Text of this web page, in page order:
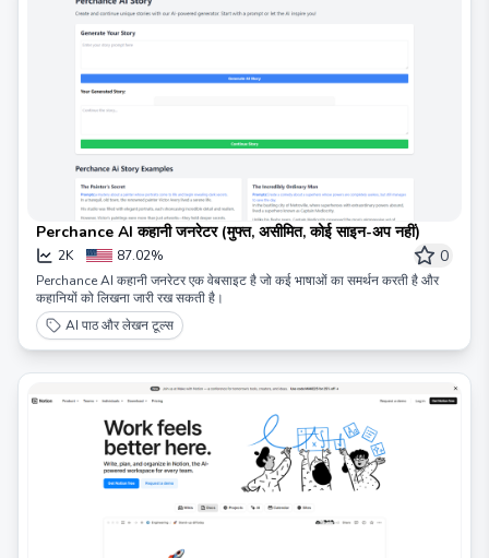
Perchance AI कहानी जनरेटर (मुफ्त, असीमित, कोई साइन-अप नहीं)
2K 87.02% 0
Perchance AI कहानी जनरेटर एक वेबसाइट है जो कई भाषाओं का समर्थन करती है और
कहानियों को लिखना जारी रख सकती है।
AI पाठ और लेखन टूल्स